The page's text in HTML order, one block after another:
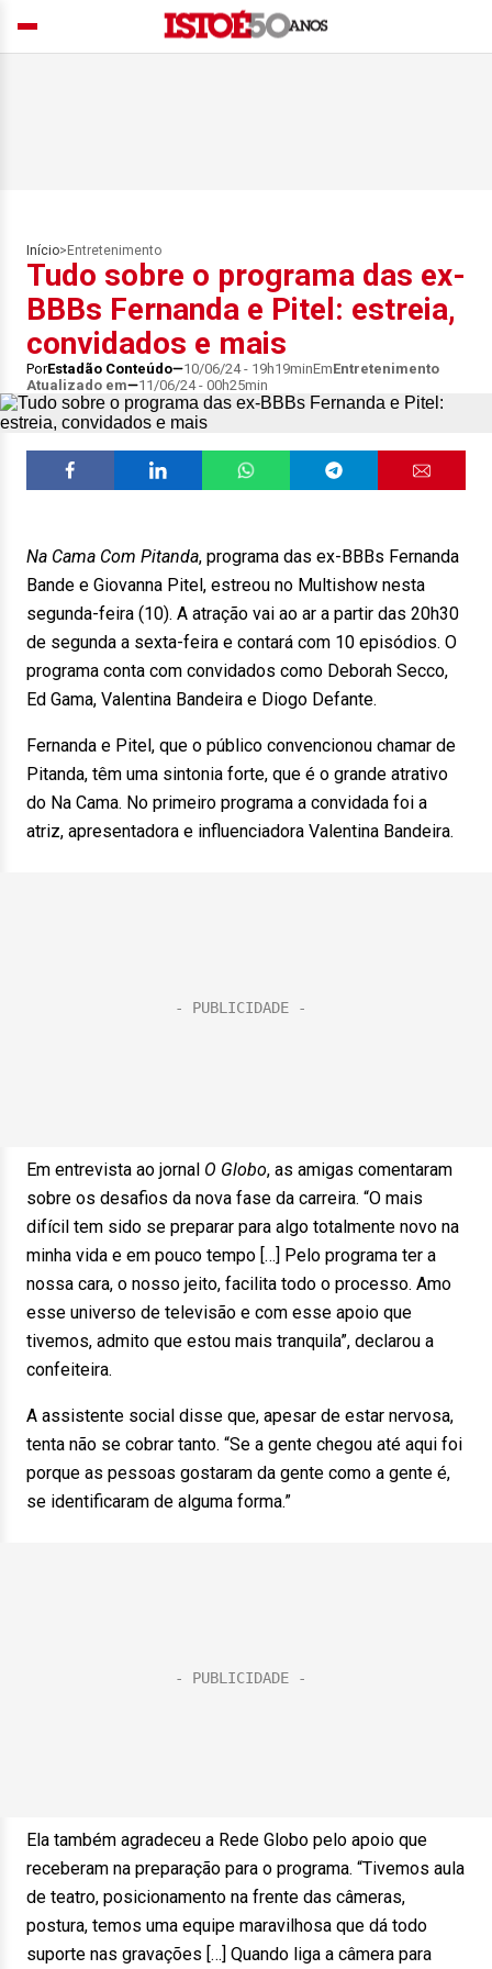
Início> Entretenimento
Tudo sobre o programa das ex-
BBBs Fernanda e Pitel: estreia,
convidados e mais
PorEstadão Conteúdo 10/06/24 - 19h19minEmEntretenimento
Atualizado em
11/06/24 - 00h25min
Na Cama Com Pitanda, programa das ex-BBBs Fernanda
Bande e Giovanna Pitel, estreou no Multishow nesta
segunda-feira (10). A atração vai ao ar a partir das 20h30
de segunda a sexta-feira e contará com 10 episódios. O
programa conta com convidados como Deborah Secco,
Ed Gama, Valentina Bandeira e Diogo Defante.
Fernanda e Pitel, que o público convencionou chamar de
Pitanda, têm uma sintonia forte, que é o grande atrativo
do Na Cama. No primeiro programa a convidada foi a
atriz, apresentadora e influenciadora Valentina Bandeira.
Em entrevista ao jornal O Globo, as amigas comentaram
sobre os desafios da nova fase da carreira. “O mais
difícil tem sido se preparar para algo totalmente novo na
minha vida e em pouco tempo […] Pelo programa ter a
nossa cara, o nosso jeito, facilita todo o processo. Amo
esse universo de televisão e com esse apoio que
tivemos, admito que estou mais tranquila”, declarou a
confeiteira.
A assistente social disse que, apesar de estar nervosa,
tenta não se cobrar tanto. “Se a gente chegou até aqui foi
porque as pessoas gostaram da gente como a gente é,
se identificaram de alguma forma.”
Ela também agradeceu a Rede Globo pelo apoio que
receberam na preparação para o programa. “Tivemos aula
de teatro, posicionamento na frente das câmeras,
postura, temos uma equipe maravilhosa que dá todo
suporte nas gravações […] Quando liga a câmera para